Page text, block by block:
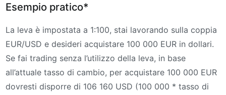
Esempio pratico*
La leva è impostata a 1:100, stai lavorando sulla coppia
EUR/USD e desideri acquistare 100 000 EUR in dollari.
Se fai trading senza l’utilizzo della leva, in base
all’attuale tasso di cambio, per acquistare 100 000 EUR
dovresti disporre di 106 160 USD (100 000 * tasso di